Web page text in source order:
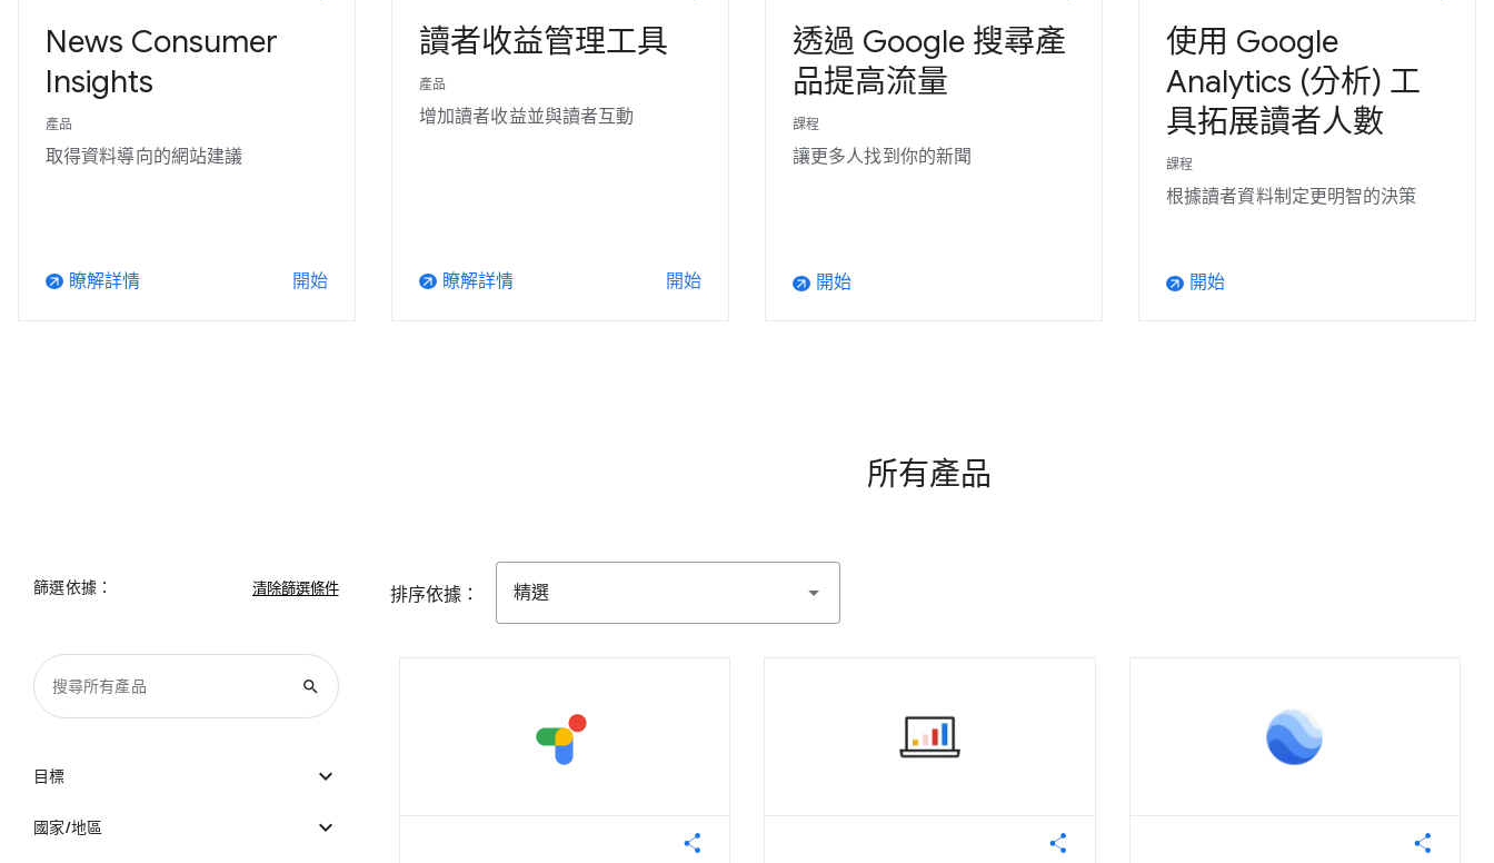
News Consumer
Insights
產品
取得資料導向的網站建議
arrow_outward 瞭解詳情 開始
讀者收益管理工具
產品
增加讀者收益並與讀者互動
arrow_outward 瞭解詳情 開始
透過 Google 搜尋產
品提高流量
課程
讓更多人找到你的新聞
arrow_outward 開始
使用 Google
Analytics (分析) 工
具拓展讀者人數
課程
根據讀者資料制定更明智的決策
arrow_outward 開始
所有產品
篩選依據：
search
目標 expand_more
國家/地區 expand_more
排序依據： 精選